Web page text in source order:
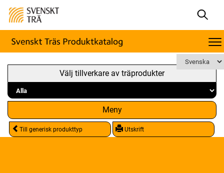
Välj tillverkare av träprodukter
Meny
Till generisk produkttyp Utskrift